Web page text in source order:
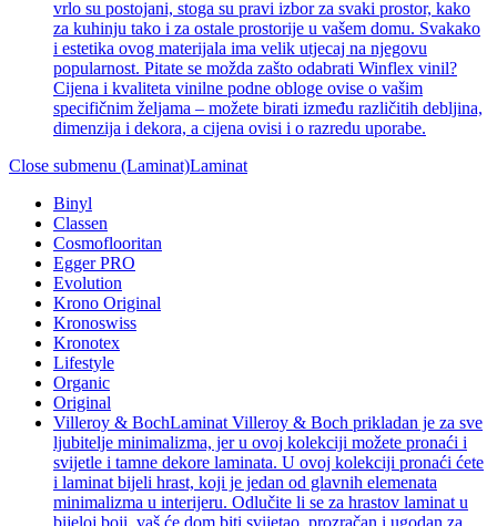
vrlo su postojani, stoga su pravi izbor za svaki prostor, kako
za kuhinju tako i za ostale prostorije u vašem domu. Svakako
i estetika ovog materijala ima velik utjecaj na njegovu
popularnost. Pitate se možda zašto odabrati Winflex vinil?
Cijena i kvaliteta vinilne podne obloge ovise o vašim
specifičnim željama – možete birati između različitih debljina,
dimenzija i dekora, a cijena ovisi i o razredu uporabe.
Close submenu (Laminat)Laminat
Binyl
Classen
Cosmoflooritan
Egger PRO
Evolution
Krono Original
Kronoswiss
Kronotex
Lifestyle
Organic
Original
Villeroy & BochLaminat Villeroy & Boch prikladan je za sve
ljubitelje minimalizma, jer u ovoj kolekciji možete pronaći i
svijetle i tamne dekore laminata. U ovoj kolekciji pronaći ćete
i laminat bijeli hrast, koji je jedan od glavnih elemenata
minimalizma u interijeru. Odlučite li se za hrastov laminat u